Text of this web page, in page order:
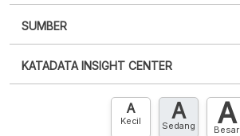
XLS
SUMBER
punya akun?Silakan Daftar sekarang
KATADATA INSIGHT CENTER
Hubungi sekarang »
A
Kecil A
Sedang A
Besar